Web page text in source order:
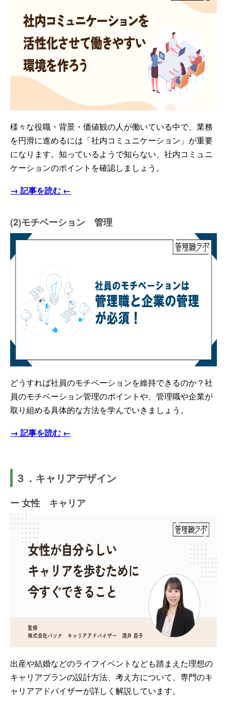
様々な役職・背景・価値観の人が働いている中で、業務
を円滑に進めるには「社内コミュニケーション」が重要
になります。知っているようで知らない、社内コミュニ
ケーションのポイントを確認しましょう。
→ 記事を読む ←
(2)モチベーション 管理
どうすれば社員のモチベーションを維持できるのか？社
員のモチベーション管理のポイントや、管理職や企業が
取り組める具体的な方法を学んでいきましょう。
→ 記事を読む ←
３．キャリアデザイン
ー 女性 キャリア
出産や結婚などのライフイベントなども踏まえた理想の
キャリアプランの設計方法、考え方について、専門のキ
ャリアアドバイザーが詳しく解説しています。